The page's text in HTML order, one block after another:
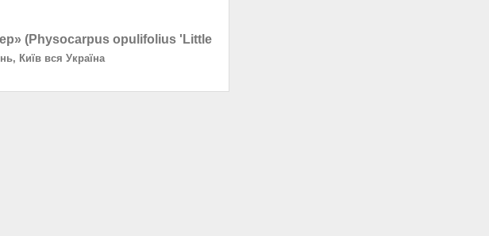
(Physocarpus opulifolius 'Little
Київ вся Україна